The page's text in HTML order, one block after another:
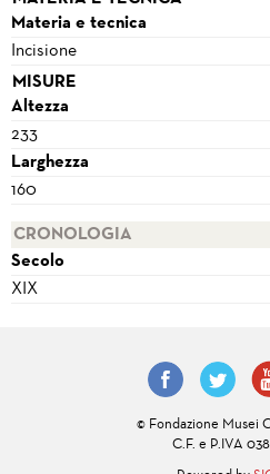
Materia e tecnica
Incisione
MISURE
Altezza
233
Larghezza
160
CRONOLOGIA
Secolo
XIX
© Fondazione Musei
C.F. e P.IVA